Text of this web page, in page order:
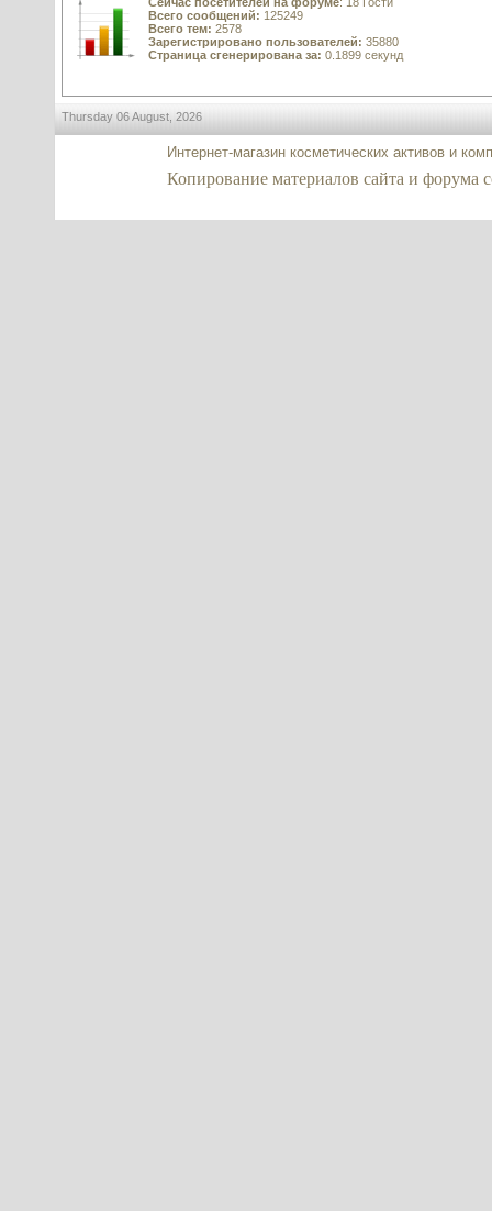
Всего сообщений: 125249
Всего тем: 2578
Зарегистрировано пользователей: 35880
Страница сгенерирована за: 0.1899 секунд
Thursday 06 August, 2026
Интернет-магазин косметических активов и
Копирование материалов сайта и форума